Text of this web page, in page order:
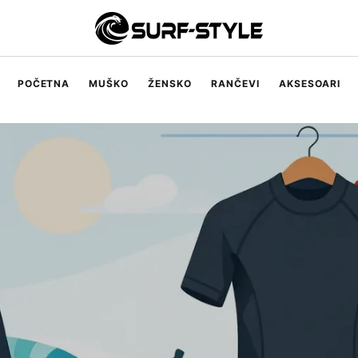
POČETNA MUŠKO
Muške majice
ŽENSKO RANČEVI AKSESOARI